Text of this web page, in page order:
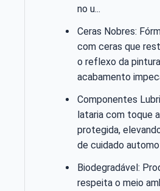
no u...
Ceras Nobres:
com ceras que
o reflexo da
acabamento
Componentes
lataria com toque
protegida,
de cuidado
Biodegradável:
respeita o meio